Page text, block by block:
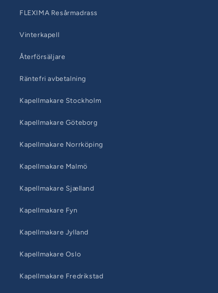
FLEXIMA Resårmadrass
Vinterkapell
Återförsäljare
Räntefri avbetalning
Kapellmakare Stockholm
Kapellmakare Göteborg
Kapellmakare Norrköping
Kapellmakare Malmö
Kapellmakare Sjælland
Kapellmakare Fyn
Kapellmakare Jylland
Kapellmakare Oslo
Kapellmakare Fredrikstad